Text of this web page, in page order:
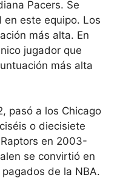
Pacers. Se
este equipo. Los
más alta. En
jugador que
más alta
pasó a los Chicago
o diecisiete
en 2003-
se convirtió en
de la NBA.